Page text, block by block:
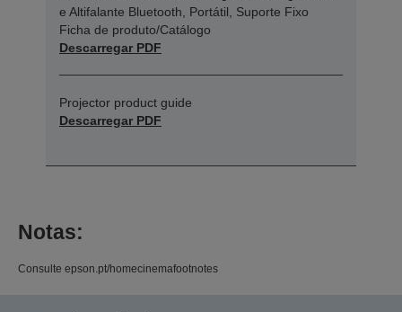
e Altifalante Bluetooth, Portátil, Suporte Fixo
Ficha de produto/Catálogo
Descarregar PDF
Projector product guide
Descarregar PDF
Notas:
Consulte epson.pt/homecinemafootnotes